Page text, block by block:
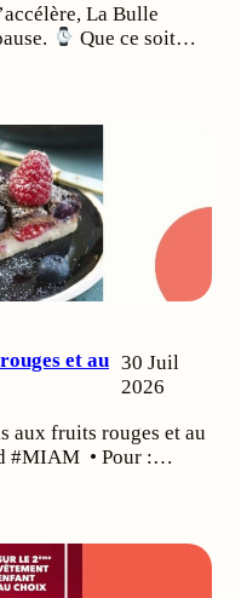
La Bulle
Que ce soit…
et au 30 Juil
2026
aux fruits rouges et au
#MIAM • Pour :…